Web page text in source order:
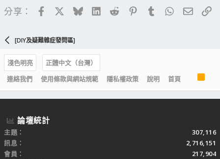
分享： FacebookBlueskyLinkedIn
Reddit PinterestTumblrWhatsApp
電子
[DIY及疑難雜症發問區]
淺色明亮
正體中文（台灣）
連絡我們
使用條款與網站規範 隱私權政策 說明 首頁
R
S
S
論壇統計
主題
307,116
訊息
2,716,151
會員
217,904